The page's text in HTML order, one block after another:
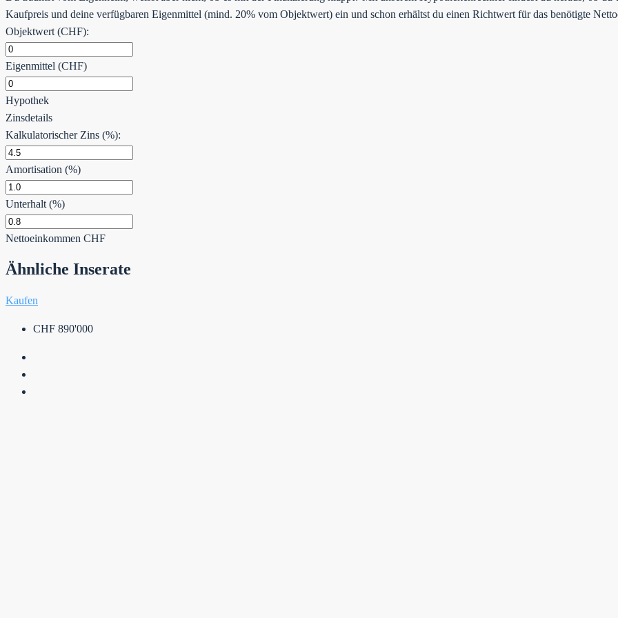
Kaufpreis und deine verfügbaren Eigenmittel (mind. 20% vom Objektwert) ein und schon erhältst du einen Richtwert für das benötigte
Objektwert (CHF):
Eigenmittel (CHF)
Hypothek
Zinsdetails
Kalkulatorischer Zins (%):
Amortisation (%)
Unterhalt (%)
Nettoeinkommen CHF
Ähnliche Inserate
Kaufen
CHF 890'000